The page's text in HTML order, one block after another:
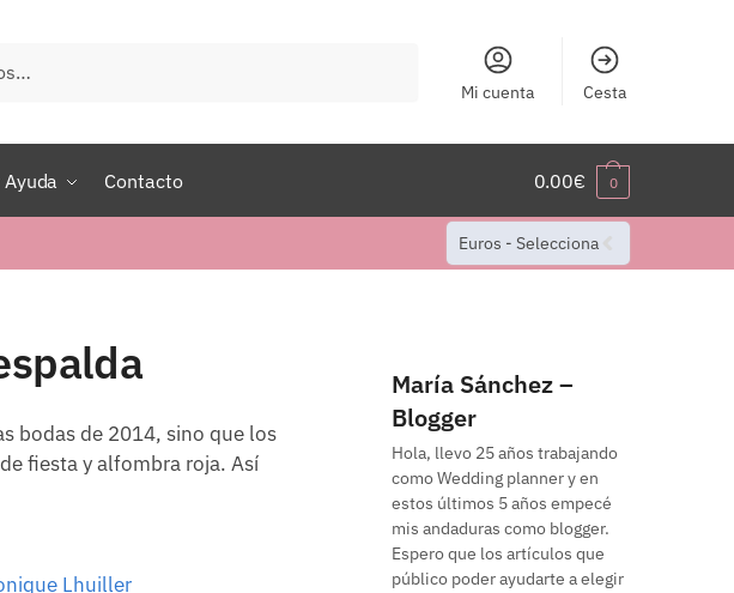
Mi cuenta Cesta
Contacto 0.00€ 0
Euros - Selecciona
bodas de 2014, sino que los
fiesta y alfombra roja. Así
María Sánchez –
Blogger
Hola, llevo 25 años trabajando
como Wedding planner y en
estos últimos 5 años empecé
mis andaduras como blogger.
Espero que los artículos que
público poder ayudarte a elegir